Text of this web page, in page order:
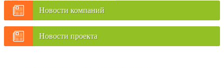
Новости компаний
Новости проекта